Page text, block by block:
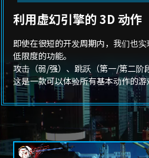
利用虚幻引擎的 3D 动作
即使在很短的开发周期内，我们也
低限度的功能。
攻击（弱/强）、跳跃（第一/第二阶
这是一款可以体验所有基本动作的游